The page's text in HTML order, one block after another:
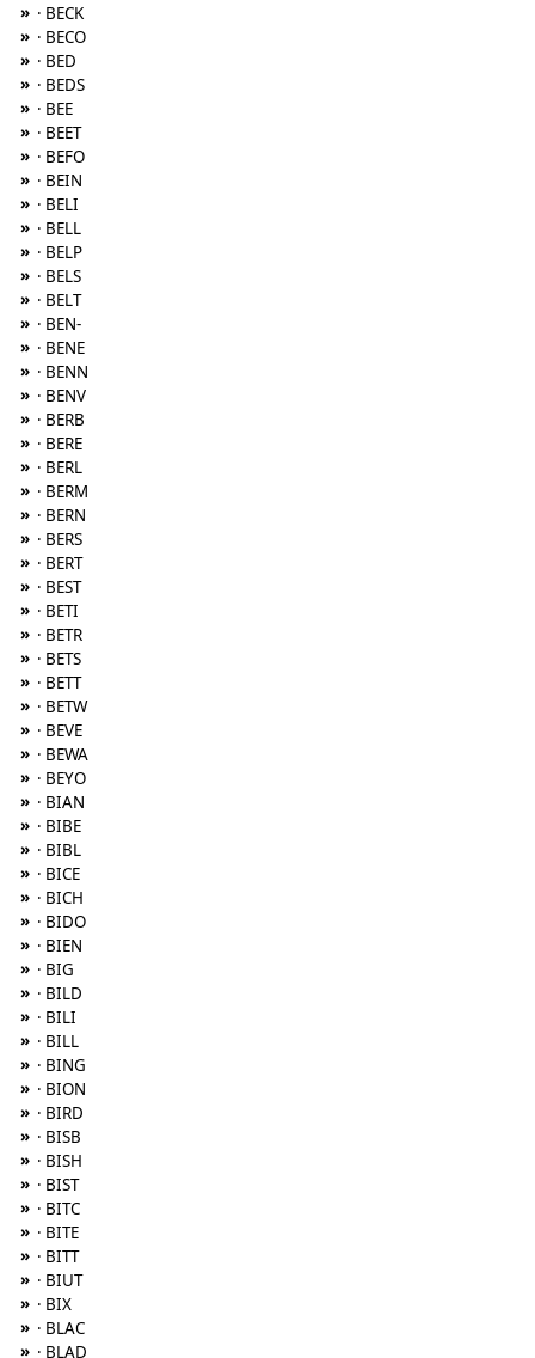
» · BECK
» · BECO
» · BED
» · BEDS
» · BEE
» · BEET
» · BEFO
» · BEIN
» · BELI
» · BELL
» · BELP
» · BELS
» · BELT
» · BEN-
» · BENE
» · BENN
» · BENV
» · BERB
» · BERE
» · BERL
» · BERM
» · BERN
» · BERS
» · BERT
» · BEST
» · BETI
» · BETR
» · BETS
» · BETT
» · BETW
» · BEVE
» · BEWA
» · BEYO
» · BIAN
» · BIBE
» · BIBL
» · BICE
» · BICH
» · BIDO
» · BIEN
» · BIG
» · BILD
» · BILI
» · BILL
» · BING
» · BION
» · BIRD
» · BISB
» · BISH
» · BIST
» · BITC
» · BITE
» · BITT
» · BIUT
» · BIX
» · BLAC
» · BLAD